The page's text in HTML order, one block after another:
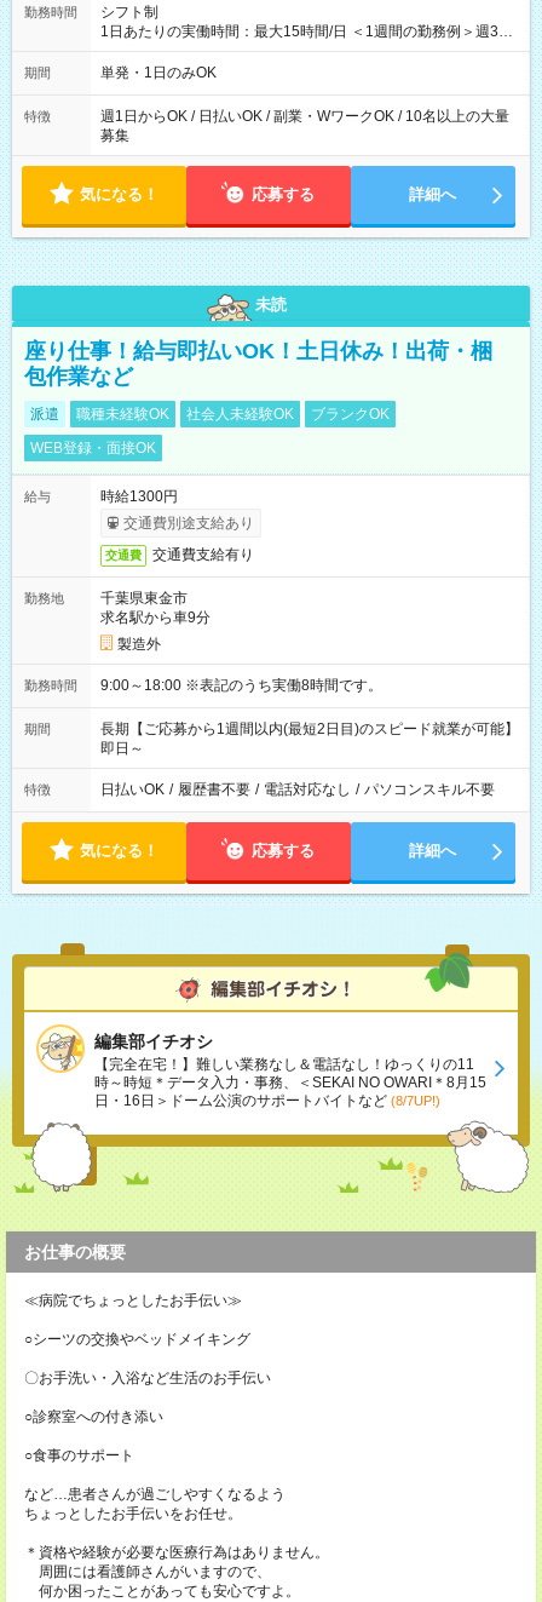
勤務時間
シフト制
1日あたりの実働時間：最大15時間/日 ＜1週間の勤務例＞週3回
勤務 勤務：月・水・金 休み：火・木・土・日 好きな時にお仕事
可能です！ ※1日あたりの最大実働時間は日勤、夜勤共に勤務し
期間 単発・1日のみOK
特徴
週1日からOK / 日払いOK / 副業・WワークOK / 10名以上の大量
募集
気になる！ 応募する 詳細へ
未読
座り仕事！給与即払いOK！土日休み！出荷・梱
包作業など
派遣 職種未経験OK 社会人未経験OK
ブランクOK
WEB登録・面接OK
給与
時給1300円
交通費別途支給あり
交通費 交通費支給有り
勤務地
千葉県東金市
求名駅から車9分
製造外
勤務時間 9:00～18:00 ※表記のうち実働8時間です。
期間
長期【ご応募から1週間以内(最短2日目)のスピード就業が可能】
即日～
特徴 日払いOK / 履歴書不要 / 電話対応なし / パソコンスキル不要
気になる！ 応募する 詳細へ
編集部イチオシ
【完全在宅！】難しい業務なし＆電話なし！ゆっくりの11
時～時短＊データ入力・事務、＜SEKAI NO OWARI＊8月15
日・16日＞ドーム公演のサポートバイトなど (8/7UP!)
お仕事の概要
≪病院でちょっとしたお手伝い≫
○シーツの交換やベッドメイキング
〇お手洗い・入浴など生活のお手伝い
○診察室への付き添い
○食事のサポート
など…患者さんが過ごしやすくなるよう
ちょっとしたお手伝いをお任せ。
＊資格や経験が必要な医療行為はありません。
周囲には看護師さんがいますので、
何か困ったことがあっても安心ですよ。